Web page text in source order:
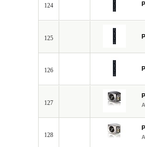
124
125
126
127
128